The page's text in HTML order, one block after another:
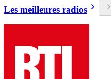
Les meilleures radios